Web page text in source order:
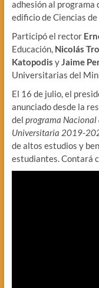
adhesión al programa
edificio de Ciencias de
Participó el rector
Educación, Nicolás
Katopodis yJaime
Universitarias del
El 16 de julio, el
anunciado desde la
del programa Nacional
Universitaria 2019-
de altos estudios y
estudiantes. Contará